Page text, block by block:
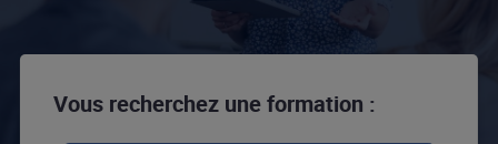
Vous recherchez une formation :